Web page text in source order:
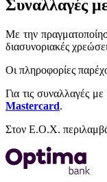
Συναλλαγές
Με την
διασυνοριακές
Οι πληροφορίες
Για τις συναλλαγές
Mastercard.
Στον Ε.Ο.Χ.